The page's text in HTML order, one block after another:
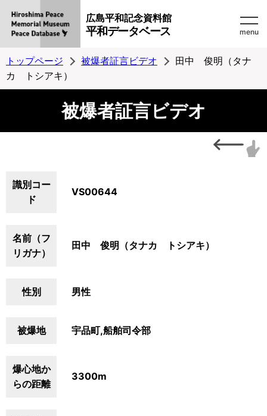
広島平和記念資料館
平和データベース menu
トップページ 被爆者証言ビデオ
田中 俊明（タナ
カ トシアキ）
被爆者証言ビデオ
識別コー
ド
VS00644
名前（フ
リガナ）
田中 俊明（タナカ トシアキ）
性別 男性
被爆地 宇品町,船舶司令部
爆心地か
らの距離
3300m